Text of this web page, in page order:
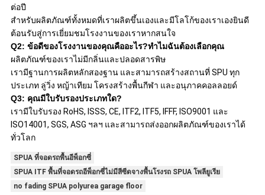
ต่อปี
สำหรับผลิตภัณฑ์ทั้งหมดที่เราผลิตขึ้นเองและมีโลโก้ของเราเองยินดี
ต้อนรับสู่การเยี่ยมชมโรงงานของเราหากสนใจ
Q2: ข้อดีของโรงงานของคุณคืออะไร?ทำไมฉันต้องเลือกคุณ
ผลิตภัณฑ์ของเราไม่มีกลิ่นและปลอดสารพิษ
เรามีฐานการผลิตหลักสองฐาน และสามารถสร้างสถานที่ SPU ทุก
ประเภท ลู่วิ่ง หญ้าเทียม โครงสร้างพื้นกีฬา และอนุภาคคอลลอยด์
Q3: คุณมีใบรับรองประเภทใด?
เรามีใบรับรอง RoHS, ISSS, CE, ITF2, ITF5, IFFF, ISO9001 และ
ISO14001, SGS, ASG ฯลฯ และสามารถส่งออกผลิตภัณฑ์ของเราได้
ทั่วโลก
SPUA ที่จอดรถพื้นอีพ็อกซี่
SPUA ITF พื้นที่จอดรถอีพ็อกซี่ไม่มีสีซีดจางพื้นโรงรถ SPUA โพลียูเรีย
no fading SPUA polyurea garage floor